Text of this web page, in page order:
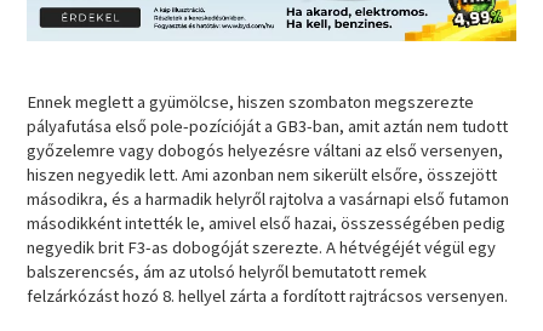
Ennek meglett a gyümölcse, hiszen szombaton megszerezte
pályafutása első pole-pozícióját a GB3-ban, amit aztán nem tudott
győzelemre vagy dobogós helyezésre váltani az első versenyen,
hiszen negyedik lett. Ami azonban nem sikerült elsőre, összejött
másodikra, és a harmadik helyről rajtolva a vasárnapi első futamon
másodikként intették le, amivel első hazai, összességében pedig
negyedik brit F3-as dobogóját szerezte. A hétvégéjét végül egy
balszerencsés, ám az utolsó helyről bemutatott remek
felzárkózást hozó 8. hellyel zárta a fordított rajtrácsos versenyen.